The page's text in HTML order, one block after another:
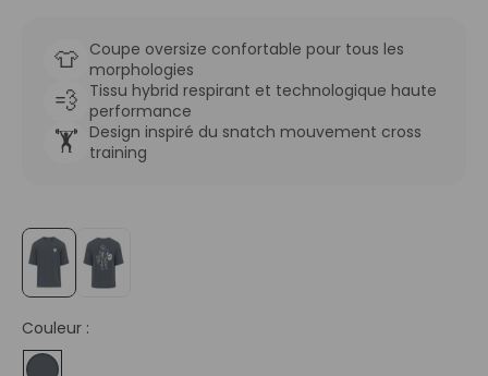
👕 Coupe oversize confortable pour tous les
morphologies
💨 Tissu hybrid respirant et technologique haute
performance
🏋️ Design inspiré du snatch mouvement cross
training
Couleur :